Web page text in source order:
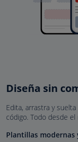
Diseña sin
Edita, arrastra y
código. Todo desde
Plantillas modernas